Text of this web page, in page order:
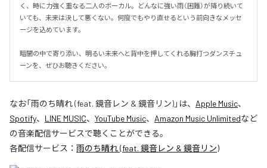
く、時に力強く重なる二人のボーカル。どんなに強い雨（困難）が降り続いて
いても、未来は決して悪くない。何度でもやり直せるという前向きなメッセ
ージを込めています。
暗闇の中で寄り添い、明るい未来へと背中を押してくれる胸打つダンスチュ
ーンを、ぜひお聴きください。
なお「雨のち晴れ (feat. 鏡音レン & 鏡音リン)」は、 Apple Music、
Spotify、 LINE MUSIC、 YouTube Music、 Amazon Music Unlimitedなど
の音楽配信サービスで聴くことができる。
各配信サービス： 雨のち晴れ (feat. 鏡音レン & 鏡音リン)